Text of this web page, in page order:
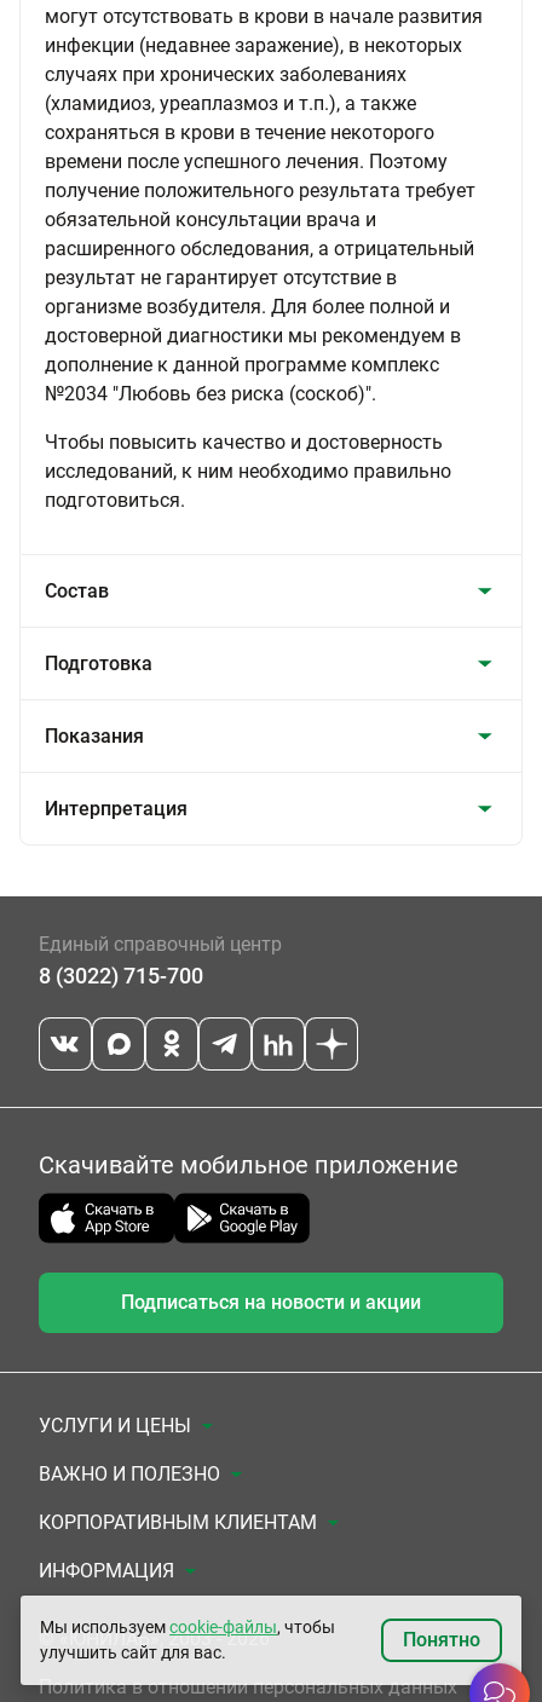
могут отсутствовать в крови в начале развития
инфекции (недавнее заражение), в некоторых
случаях при хронических заболеваниях
(хламидиоз, уреаплазмоз и т.п.), а также
сохраняться в крови в течение некоторого
времени после успешного лечения. Поэтому
получение положительного результата требует
обязательной консультации врача и
расширенного обследования, а отрицательный
результат не гарантирует отсутствие в
организме возбудителя. Для более полной и
достоверной диагностики мы рекомендуем в
дополнение к данной программе комплекс
№2034 "Любовь без риска (соскоб)".
Чтобы повысить качество и достоверность
исследований, к ним необходимо правильно
подготовиться.
Состав
Подготовка
Показания
Интерпретация
Единый справочный центр
8 (3022) 715-700
Скачивайте мобильное приложение
Подписаться на новости и акции
УСЛУГИ И ЦЕНЫ
Анализы
Комплексы
УЗИ
ЭКГ/Холтер/СМАД
Приемы врачей
ВАЖНО И ПОЛЕЗНО
Документы для заключения договора
Система скидок
Подарочные сертификаты
Сертификаты на комплексные программы
КОРПОРАТИВНЫМ КЛИЕНТАМ
Медицинским организациям
Прочим организациям
ИНФОРМАЦИЯ
О Компании
Контакты
© «ЮНИЛАБ», 2003 - 2026
Политика в отношении персональных данных
Мы используемcookie-файлы, чтобы
улучшить сайт для вас.
Понятно